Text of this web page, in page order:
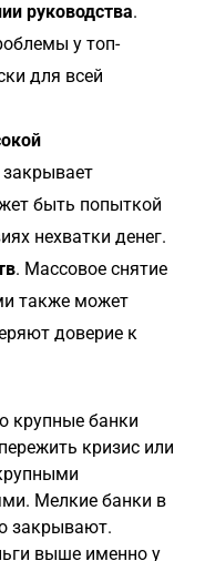
руководства.
у топ-
для всей
быть попыткой
нехватки денег.
. Массовое снятие
также может
доверие к
крупные банки
кризис или
Мелкие банки в
закрывают.
выше именно у